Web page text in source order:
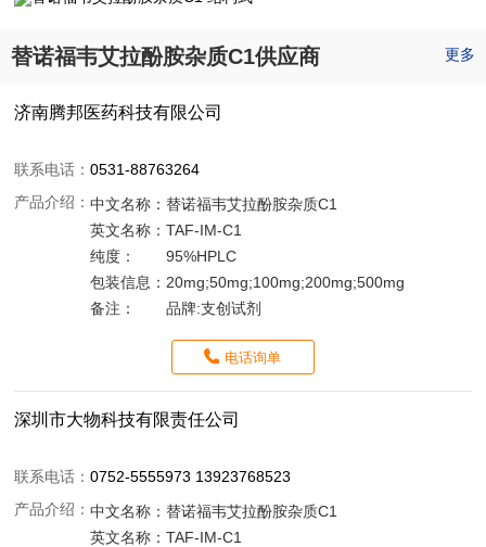
替诺福韦艾拉酚胺杂质C1供应商 更多
济南腾邦医药科技有限公司
联系电话：0531-88763264
产品介绍：中文名称：替诺福韦艾拉酚胺杂质C1
英文名称：TAF-IM-C1
纯度：
95%HPLC
包装信息： 20mg;50mg;100mg;200mg;500mg
备注：
品牌:支创试剂
电话询单
深圳市大物科技有限责任公司
联系电话：0752-5555973 13923768523
产品介绍：中文名称：替诺福韦艾拉酚胺杂质C1
英文名称：TAF-IM-C1